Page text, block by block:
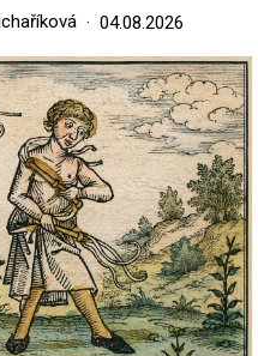
04.08.2026